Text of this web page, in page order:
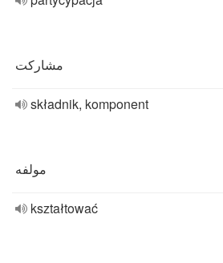
مشارکت
składnik, komponent
مولفه
kształtować